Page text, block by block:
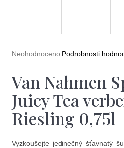
Průměrné
je
0,0
z
5
hvězdiček.
Neohodnoceno Podrobnosti
Van Nahmen
Juicy Tea
Riesling 0,75l
Vyzkoušejte jedinečný šťavnatý
e
n
j
í
t
?